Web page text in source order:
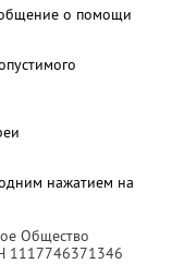
о помощи
нажатием на
Общество
1117746371346